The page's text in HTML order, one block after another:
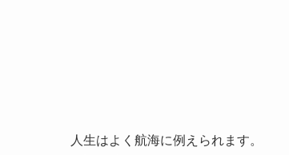
人生はよく航海に例えられます。